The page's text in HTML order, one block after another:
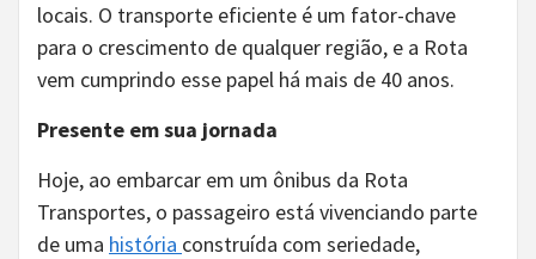
locais. O transporte eficiente é um fator-chave
para o crescimento de qualquer região, e a Rota
vem cumprindo esse papel há mais de 40 anos.
Presente em sua jornada
Hoje, ao embarcar em um ônibus da Rota
Transportes, o passageiro está vivenciando parte
de uma história construída com seriedade,